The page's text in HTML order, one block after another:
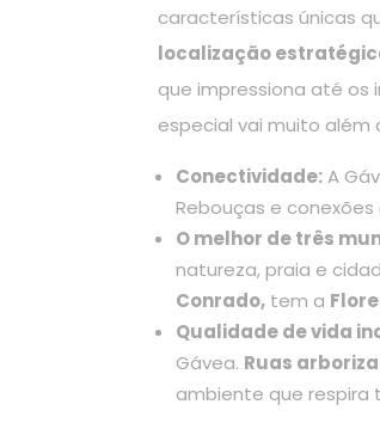
características únicas
localização
que impressiona até os
especial vai muito além
Conectividade:A
Rebouças e
O melhor de três
natureza, praia e
Conrado, tem a
Qualidade de vida
Gávea. Ruas
ambiente que respira